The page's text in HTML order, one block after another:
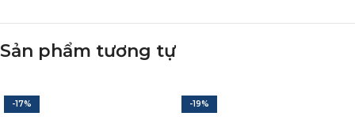
Sản phẩm tương tự
-17% -19%